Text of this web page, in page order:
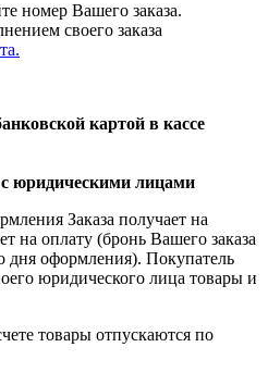
номер Вашего заказа.
своего заказа
картой в кассе
юридическими лицами
Заказа получает на
на оплату (бронь Вашего заказа
дня оформления). Покупатель
юридического лица товары и
товары отпускаются по